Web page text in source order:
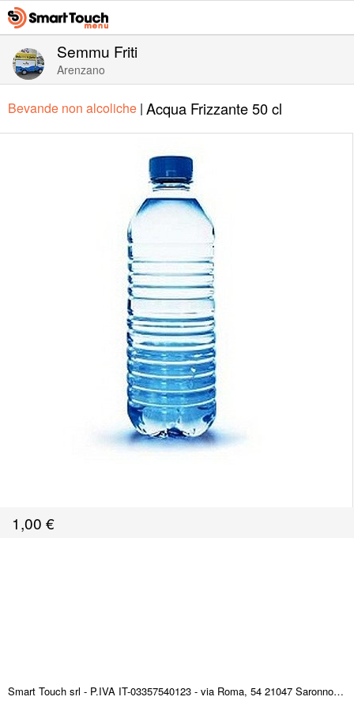
Semmu Friti
Arenzano
Bevande non alcoliche | Acqua Frizzante 50 cl
1,00 €
Smart Touch srl - P.IVA IT-03357540123 - via Roma, 54 21047 Saronno (VA) ITALY